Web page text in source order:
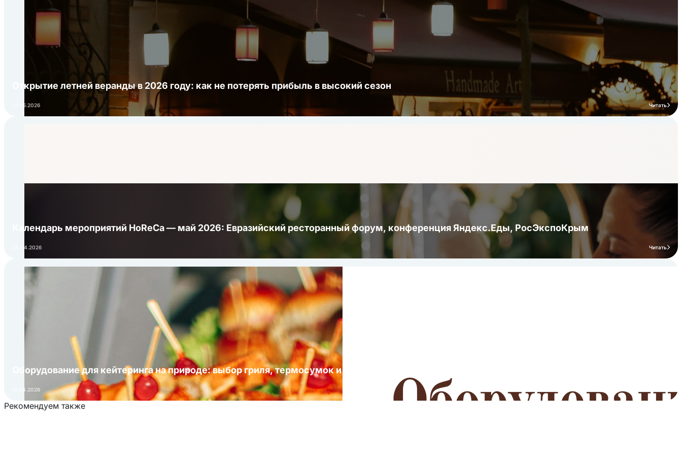
Открытие летней веранды в 2026 году: как не потерять прибыль в высокий сезон
01.05.2026 Читать
Календарь мероприятий HoReCa — май 2026: Евразийский ресторанный форум, конференция Яндекс.Еды, РосЭкспоКрым
24.04.2026 Читать
Оборудование для кейтеринга на природе: выбор гриля, термосумок и посуды для выездных мероприятий
16.04.2026
Рекомендуем также